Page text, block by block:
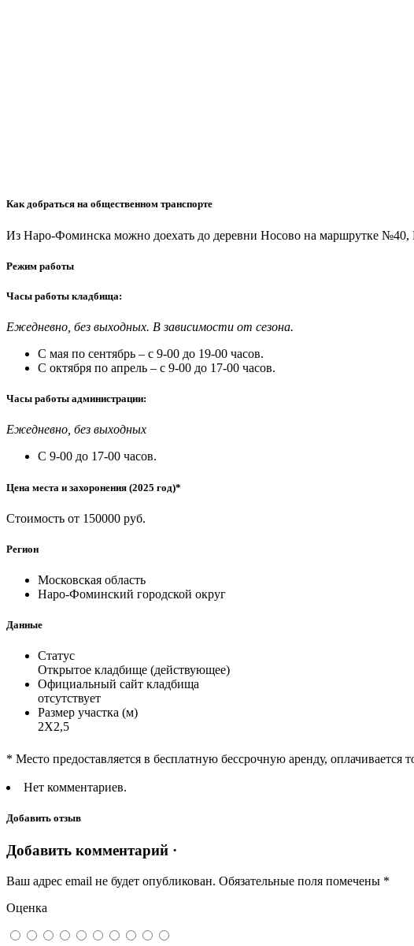
Как добраться на общественном транспорте
Из Наро-Фоминска можно доехать до деревни Носово на маршрутке
Режим работы
Часы работы кладбища:
Ежедневно, без выходных. В зависимости от сезона.
С мая по сентябрь – с 9-00 до 19-00 часов.
С октября по апрель – с 9-00 до 17-00 часов.
Часы работы администрации:
Ежедневно, без выходных
С 9-00 до 17-00 часов.
Цена места и захоронения (2025 год)*
Стоимость от 150000 руб.
Регион
Московская область
Наро-Фоминский городской округ
Данные
Статус
Открытое кладбище (действующее)
Официальный сайт кладбища
отсутствует
Размер участка (м)
2Х2,5
* Место предоставляется в бесплатную бессрочную аренду, оплачивается
Нет комментариев.
Добавить отзыв
Добавить комментарий ·
Ваш адрес email не будет опубликован. Обязательные поля помечены *
Оценка